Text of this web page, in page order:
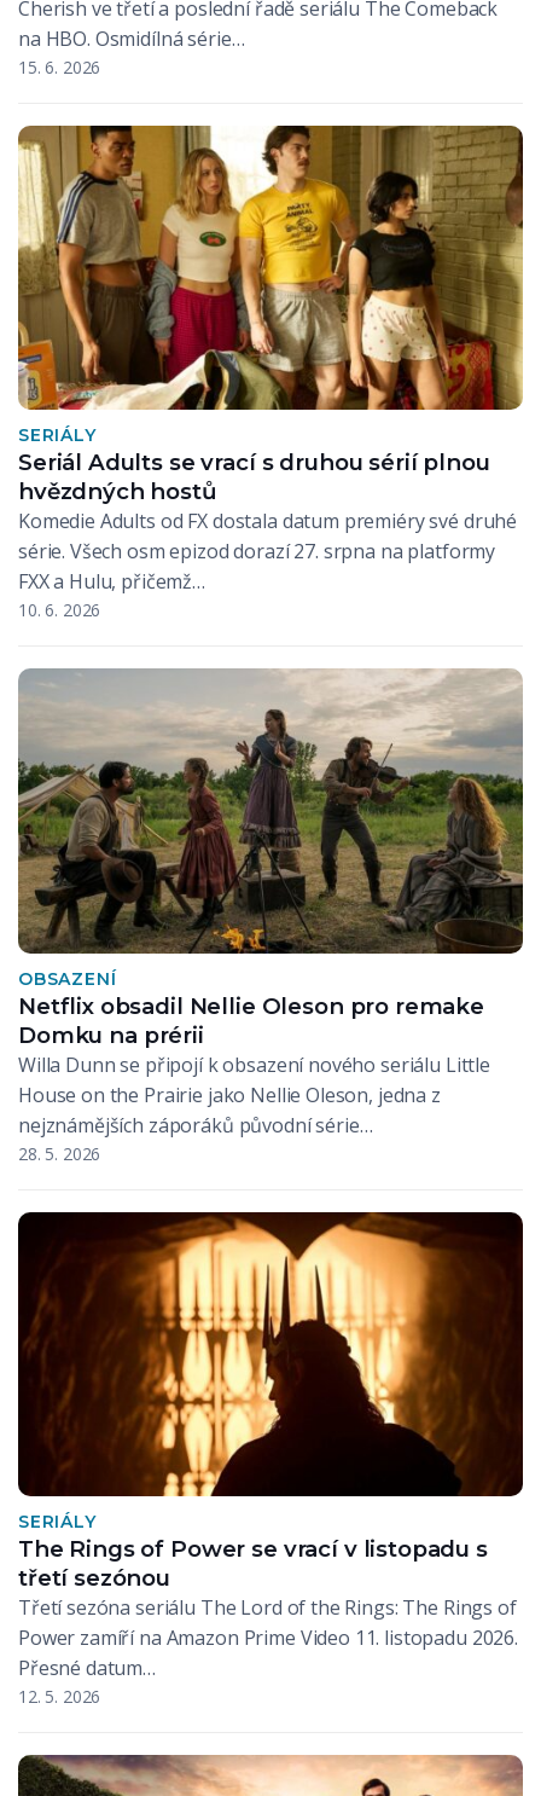
Cherish ve třetí a poslední řadě seriálu The Comeback
na HBO. Osmidílná série…
15. 6. 2026
SERIÁLY
Seriál Adults se vrací s druhou sérií plnou
hvězdných hostů
Komedie Adults od FX dostala datum premiéry své druhé
série. Všech osm epizod dorazí 27. srpna na platformy
FXX a Hulu, přičemž…
10. 6. 2026
OBSAZENÍ
Netflix obsadil Nellie Oleson pro remake
Domku na prérii
Willa Dunn se připojí k obsazení nového seriálu Little
House on the Prairie jako Nellie Oleson, jedna z
nejznámějších záporáků původní série…
28. 5. 2026
SERIÁLY
The Rings of Power se vrací v listopadu s
třetí sezónou
Třetí sezóna seriálu The Lord of the Rings: The Rings of
Power zamíří na Amazon Prime Video 11. listopadu 2026.
Přesné datum…
12. 5. 2026